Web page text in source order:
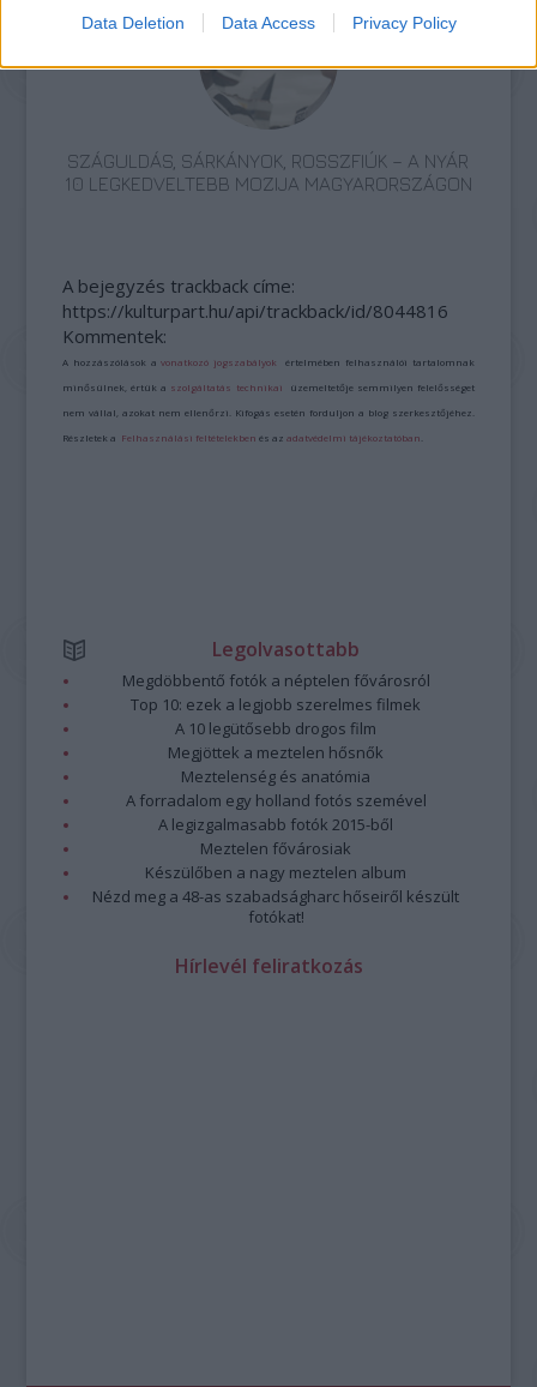
Data Deletion Data Access Privacy Policy
SZÁGULDÁS, SÁRKÁNYOK, ROSSZFIÚK – A NYÁR
10 LEGKEDVELTEBB MOZIJA MAGYARORSZÁGON
A bejegyzés trackback címe:
https://kulturpart.hu/api/trackback/id/8044816
Kommentek:
A hozzászólások avonatkozó jogszabályok értelmében felhasználói tartalomnak
minősülnek, értük a szolgáltatás technikai üzemeltetője semmilyen felelősséget
nem vállal, azokat nem ellenőrzi. Kifogás esetén forduljon a blog szerkesztőjéhez.
Részletek a Felhasználási feltételekben és azadatvédelmi tájékoztatóban
Legolvasottabb
Megdöbbentő fotók a néptelen fővárosról
Top 10: ezek a legjobb szerelmes filmek
A 10 legütősebb drogos film
Megjöttek a meztelen hősnők
Meztelenség és anatómia
A forradalom egy holland fotós szemével
A legizgalmasabb fotók 2015-ből
Meztelen fővárosiak
Készülőben a nagy meztelen album
Nézd meg a 48-as szabadságharc hőseiről készült
fotókat!
Hírlevél feliratkozás